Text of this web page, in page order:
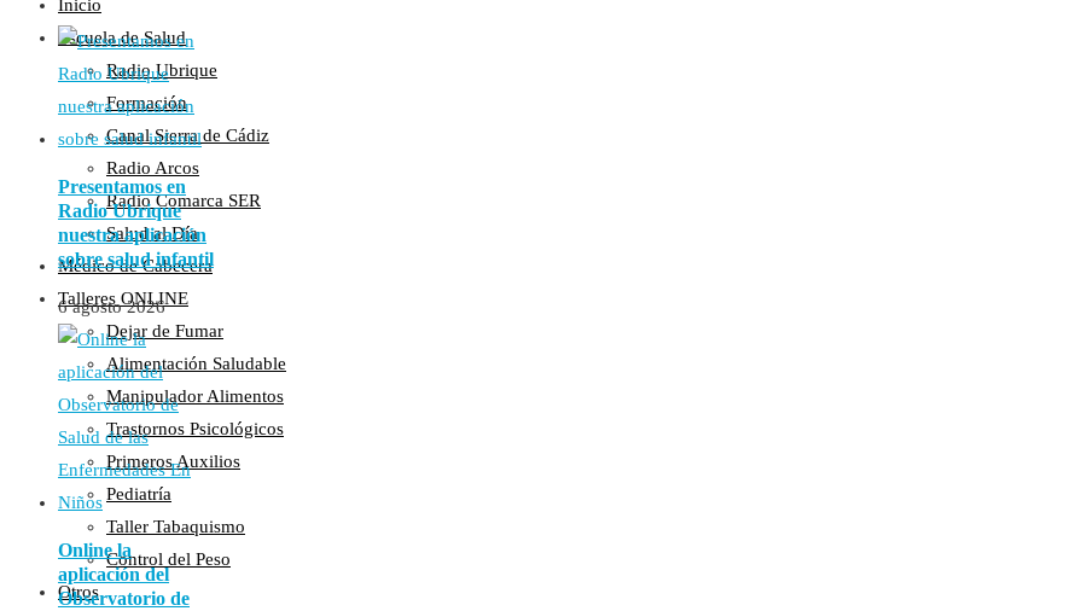
Inicio
Escuela de Salud
Radio Ubrique
Formación
Canal Sierra de Cádiz
Radio Arcos
Radio Comarca SER
Salud al Día
Médico de Cabecera
Talleres ONLINE
Dejar de Fumar
Alimentación Saludable
Manipulador Alimentos
Trastornos Psicológicos
Primeros Auxilios
Pediatría
Taller Tabaquismo
Control del Peso
Otros
Presentamos en
Radio Ubrique
nuestra aplicación
sobre salud infantil
6 agosto 2026
Online la
aplicación del
Observatorio de